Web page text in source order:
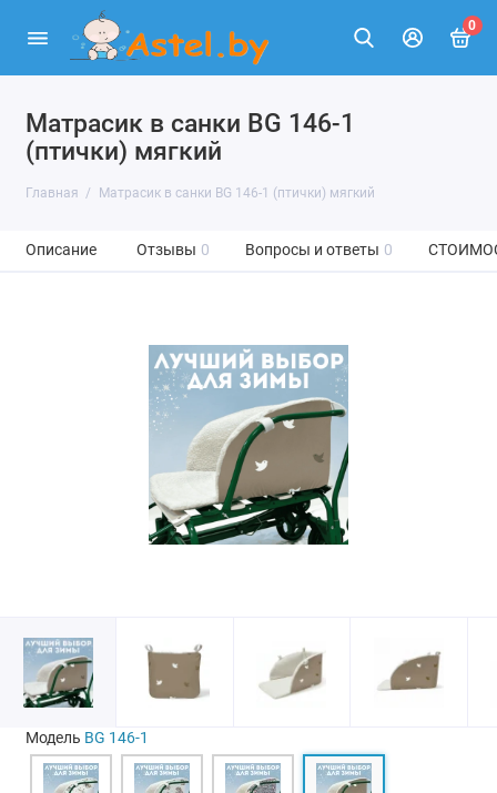
0
Матрасик в санки BG 146-1
(птички) мягкий
Главная Матрасик в санки BG 146-1 (птички) мягкий
Описание Отзывы 0 Вопросы и ответы 0
Модель BG 146-1